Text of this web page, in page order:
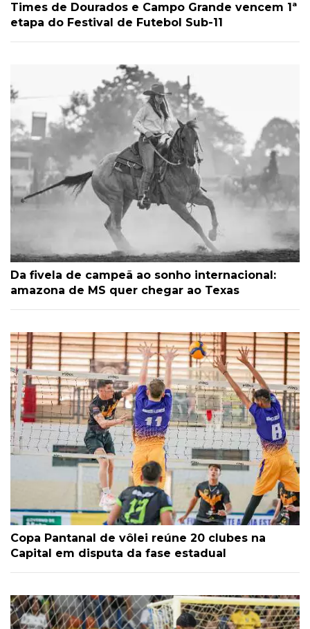
Times de Dourados e Campo Grande vencem 1ª
etapa do Festival de Futebol Sub-11
Da fivela de campeã ao sonho internacional:
amazona de MS quer chegar ao Texas
Copa Pantanal de vôlei reúne 20 clubes na
Capital em disputa da fase estadual